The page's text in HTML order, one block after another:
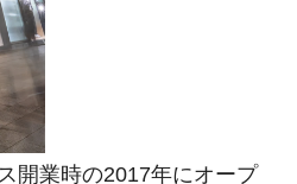
開業時の2017年にオープ